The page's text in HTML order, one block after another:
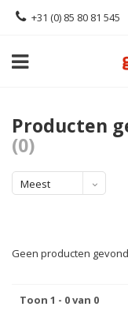
+31 (0) 85 80 81 545
Producten
(0)
Meest
Geen producten
Toon 1 - 0 van 0